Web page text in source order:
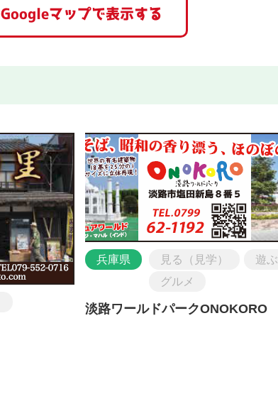
Googleマップで表示する
兵庫県 見る（見学）
遊ぶ
グルメ
淡路ワールドパークONOKORO